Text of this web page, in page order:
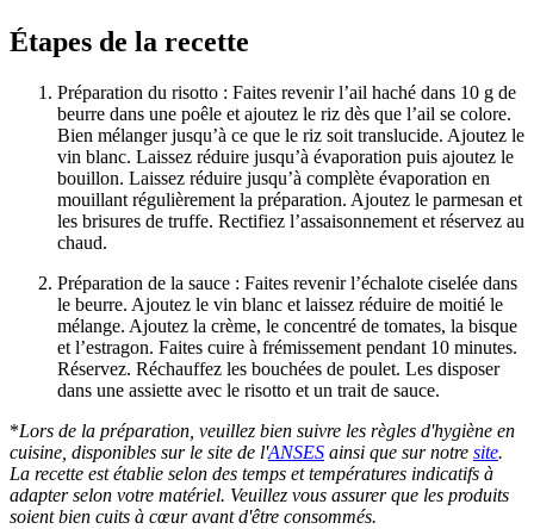
Étapes de la recette
Préparation du risotto : Faites revenir l’ail haché dans 10 g de
beurre dans une poêle et ajoutez le riz dès que l’ail se colore.
Bien mélanger jusqu’à ce que le riz soit translucide. Ajoutez le
vin blanc. Laissez réduire jusqu’à évaporation puis ajoutez le
bouillon. Laissez réduire jusqu’à complète évaporation en
mouillant régulièrement la préparation. Ajoutez le parmesan et
les brisures de truffe. Rectifiez l’assaisonnement et réservez au
chaud.
Préparation de la sauce : Faites revenir l’échalote ciselée dans
le beurre. Ajoutez le vin blanc et laissez réduire de moitié le
mélange. Ajoutez la crème, le concentré de tomates, la bisque
et l’estragon. Faites cuire à frémissement pendant 10 minutes.
Réservez. Réchauffez les bouchées de poulet. Les disposer
dans une assiette avec le risotto et un trait de sauce.
*Lors de la préparation, veuillez bien suivre les règles d'hygiène en
cuisine, disponibles sur le site de l'ANSES ainsi que sur notre site.
La recette est établie selon des temps et températures indicatifs à
adapter selon votre matériel. Veuillez vous assurer que les produits
soient bien cuits à cœur avant d'être consommés.